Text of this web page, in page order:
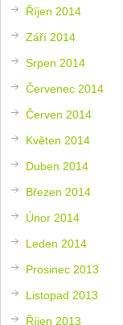
Říjen 2014
Září 2014
Srpen 2014
Červenec 2014
Červen 2014
Květen 2014
Duben 2014
Březen 2014
Únor 2014
Leden 2014
Prosinec 2013
Listopad 2013
Říjen 2013